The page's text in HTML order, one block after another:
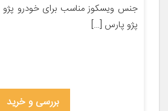
پژو پارس […]
بررسی و خرید